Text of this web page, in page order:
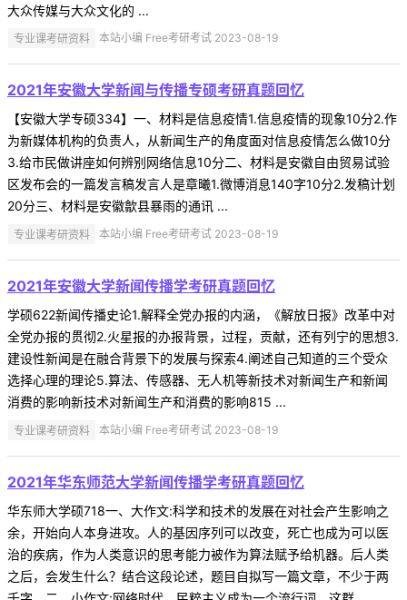
大众传媒与大众文化的 ...
专业课考研资料 本站小编 Free考研考试 2023-08-19
2021年安徽大学新闻与传播专硕考研真题回忆
【安徽大学专硕334】一、材料是信息疫情1.信息疫情的现象10分2.作
为新媒体机构的负责人，从新闻生产的角度面对信息疫情怎么做10分
3.给市民做讲座如何辨别网络信息10分二、材料是安徽自由贸易试验
区发布会的一篇发言稿发言人是章曦1.微博消息140字10分2.发稿计划
20分三、材料是安徽歙县暴雨的通讯 ...
专业课考研资料 本站小编 Free考研考试 2023-08-19
2021年安徽大学新闻传播学考研真题回忆
学硕622新闻传播史论1.解释全党办报的内涵，《解放日报》改革中对
全党办报的贯彻2.火星报的办报背景，过程，贡献，还有列宁的思想3.
建设性新闻是在融合背景下的发展与探索4.阐述自己知道的三个受众
选择心理的理论5.算法、传感器、无人机等新技术对新闻生产和新闻
消费的影响新技术对新闻生产和消费的影响815 ...
专业课考研资料 本站小编 Free考研考试 2023-08-19
2021年华东师范大学新闻传播学考研真题回忆
华东师大学硕718一、大作文:科学和技术的发展在对社会产生影响之
余，开始向人本身进攻。人的基因序列可以改变，死亡也成为可以医
治的疾病，作为人类意识的思考能力被作为算法赋予给机器。后人类
之后，会发生什么？结合这段论述，题目自拟写一篇文章，不少于两